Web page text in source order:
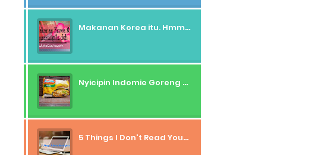
Makanan Korea itu. Hmmm....gitu deh
Nyicipin Indomie Goreng Rasa Tahu Tek
5 Things I Don't Read Your Blog